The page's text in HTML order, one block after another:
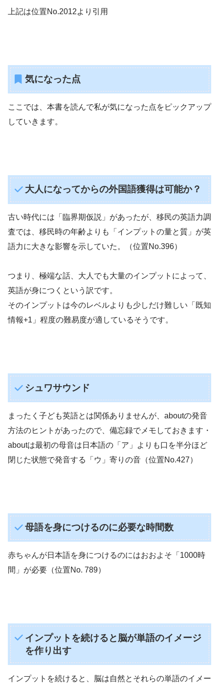
上記は位置No.2012より引用
気になった点
ここでは、本書を読んで私が気になった点をピックアップ
していきます。
大人になってからの外国語獲得は可能か？
古い時代には「臨界期仮説」があったが、移民の英語力調
査では、移民時の年齢よりも「インプットの量と質」が英
語力に大きな影響を示していた。（位置No.396）
つまり、極端な話、大人でも大量のインプットによって、
英語が身につくという訳です。
そのインプットは今のレベルよりも少しだけ難しい「既知
情報+1」程度の難易度が適しているそうです。
シュワサウンド
まったく子ども英語とは関係ありませんが、aboutの発音
方法のヒントがあったので、備忘録でメモしておきます・
aboutは最初の母音は日本語の「ア」よりも口を半分ほど
閉じた状態で発音する「ウ」寄りの音（位置No.427）
母語を身につけるのに必要な時間数
赤ちゃんが日本語を身につけるのにはおおよそ「1000時
間」が必要（位置No. 789）
インプットを続けると脳が単語のイメージ
を作り出す
インプットを続けると、脳は自然とそれらの単語のイメー